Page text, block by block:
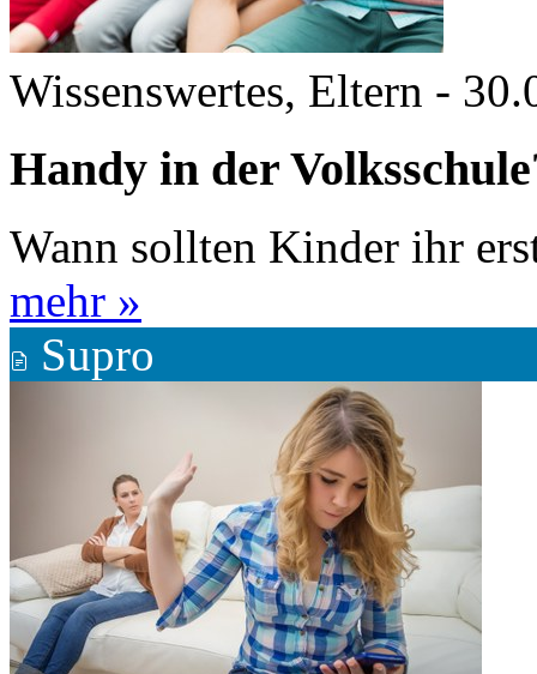
Wissenswertes, Eltern -
Handy in der
Wann sollten Kinder ihr
mehr »
Supro